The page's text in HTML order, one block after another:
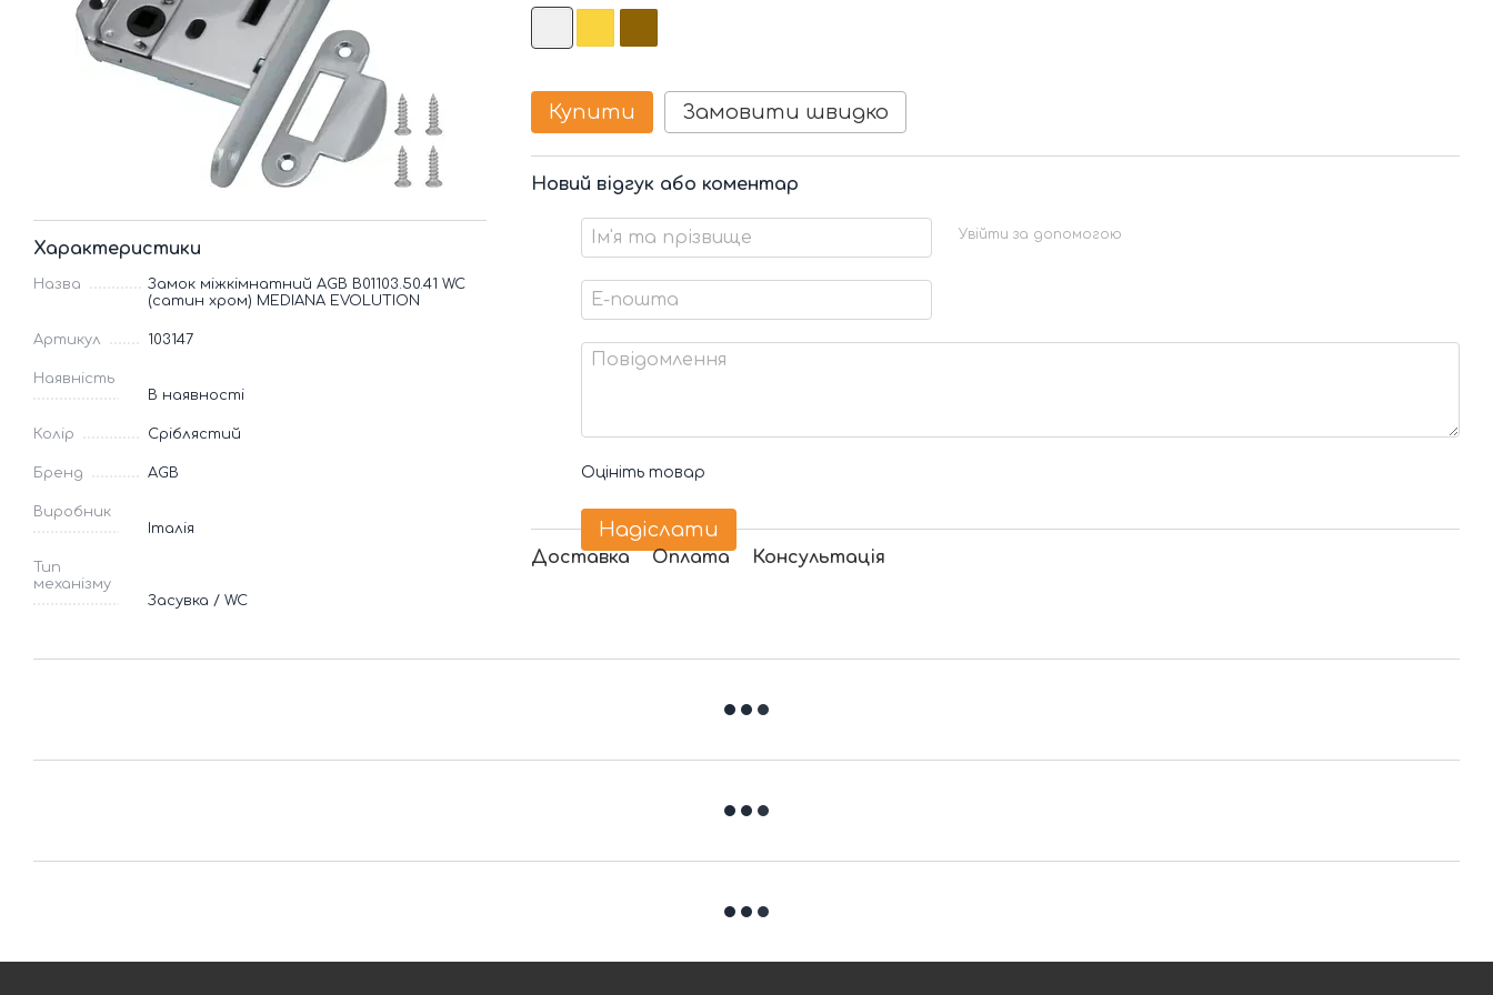
Характеристики
Назва
Замок міжкімнатний AGB B01103.50.41 WC
(сатин хром) MEDIANA EVOLUTION
Артикул 103147
Наявність
В наявності
Колір Сріблястий
Бренд AGB
Виробник
Італія
Тип
механізму
Засувка / WC
Купити Замовити швидко
Новий відгук або коментар
Увійти за допомогою
Оцініть товар
Надіслати
Доставка Оплата Консультація